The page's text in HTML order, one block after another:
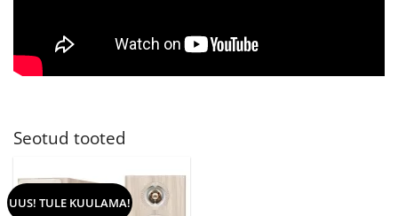
Seotud tooted
UUS! TULE KUULAMA!